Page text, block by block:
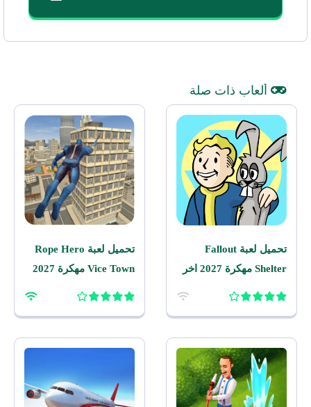
ألعاب ذات صلة
تحميل لعبة Fallout
Shelter مهكرة 2027 اخر
تحميل لعبة Rope Hero
Vice Town مهكرة 2027